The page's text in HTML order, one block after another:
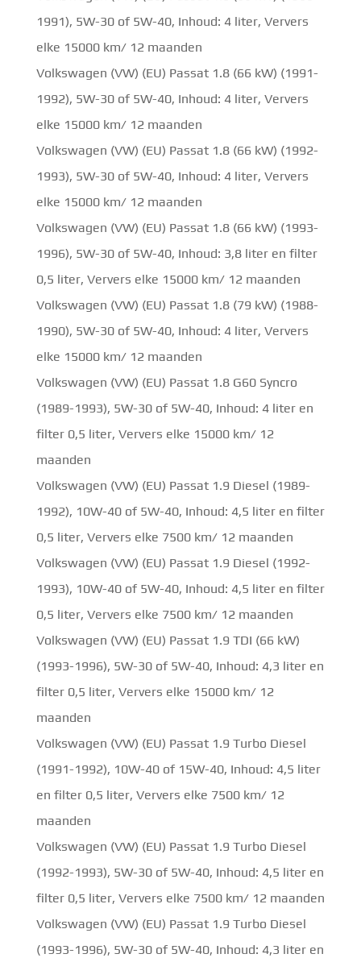
1991), 5W-30 of 5W-40, Inhoud: 4 liter, Ververs
elke 15000 km/ 12 maanden
Volkswagen (VW) (EU) Passat 1.8 (66 kW) (1991-
1992), 5W-30 of 5W-40, Inhoud: 4 liter, Ververs
elke 15000 km/ 12 maanden
Volkswagen (VW) (EU) Passat 1.8 (66 kW) (1992-
1993), 5W-30 of 5W-40, Inhoud: 4 liter, Ververs
elke 15000 km/ 12 maanden
Volkswagen (VW) (EU) Passat 1.8 (66 kW) (1993-
1996), 5W-30 of 5W-40, Inhoud: 3,8 liter en filter
0,5 liter, Ververs elke 15000 km/ 12 maanden
Volkswagen (VW) (EU) Passat 1.8 (79 kW) (1988-
1990), 5W-30 of 5W-40, Inhoud: 4 liter, Ververs
elke 15000 km/ 12 maanden
Volkswagen (VW) (EU) Passat 1.8 G60 Syncro
(1989-1993), 5W-30 of 5W-40, Inhoud: 4 liter en
filter 0,5 liter, Ververs elke 15000 km/ 12
maanden
Volkswagen (VW) (EU) Passat 1.9 Diesel (1989-
1992), 10W-40 of 5W-40, Inhoud: 4,5 liter en filter
0,5 liter, Ververs elke 7500 km/ 12 maanden
Volkswagen (VW) (EU) Passat 1.9 Diesel (1992-
1993), 10W-40 of 5W-40, Inhoud: 4,5 liter en filter
0,5 liter, Ververs elke 7500 km/ 12 maanden
Volkswagen (VW) (EU) Passat 1.9 TDI (66 kW)
(1993-1996), 5W-30 of 5W-40, Inhoud: 4,3 liter en
filter 0,5 liter, Ververs elke 15000 km/ 12
maanden
Volkswagen (VW) (EU) Passat 1.9 Turbo Diesel
(1991-1992), 10W-40 of 15W-40, Inhoud: 4,5 liter
en filter 0,5 liter, Ververs elke 7500 km/ 12
maanden
Volkswagen (VW) (EU) Passat 1.9 Turbo Diesel
(1992-1993), 5W-30 of 5W-40, Inhoud: 4,5 liter en
filter 0,5 liter, Ververs elke 7500 km/ 12 maanden
Volkswagen (VW) (EU) Passat 1.9 Turbo Diesel
(1993-1996), 5W-30 of 5W-40, Inhoud: 4,3 liter en